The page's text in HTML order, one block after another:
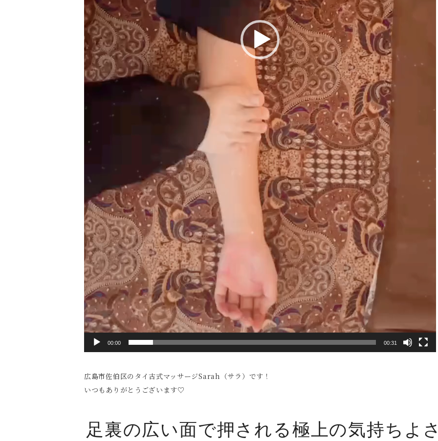
00:00 00:31
広島市佐伯区のタイ古式マッサージSarah（サラ）です！
いつもありがとうございます♡
足裏の広い面で押される極上の気持ちよ